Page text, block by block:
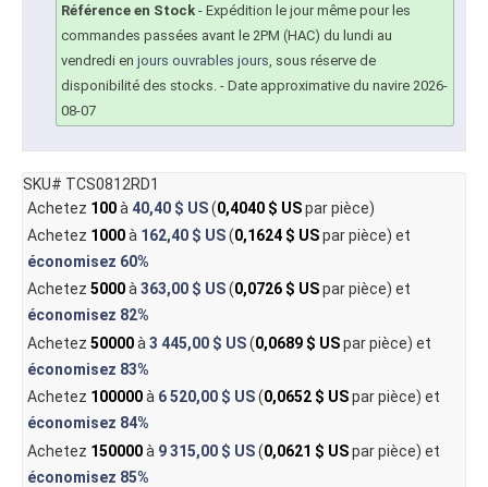
Référence en Stock - Expédition le jour même pour les
commandes passées avant le 2PM (HAC) du lundi au
vendredi en jours ouvrables jours, sous réserve de
disponibilité des stocks. - Date approximative du navire 2026-
08-07
SKU# TCS0812RD1
Achetez 100à 40,40 $ US(0,4040 $ USpar pièce)
Achetez 1000à 162,40 $ US(0,1624 $ USpar pièce) et
économisez 60%
Achetez 5000à363,00 $ US(0,0726 $ USpar pièce) et
économisez 82%
Achetez 50000à 3 445,00 $ US(0,0689 $ USpar pièce) et
économisez 83%
Achetez 100000à 6 520,00 $ US(0,0652 $ USpar pièce) et
économisez 84%
Achetez 150000à 9 315,00 $ US(0,0621 $ USpar pièce) et
économisez 85%